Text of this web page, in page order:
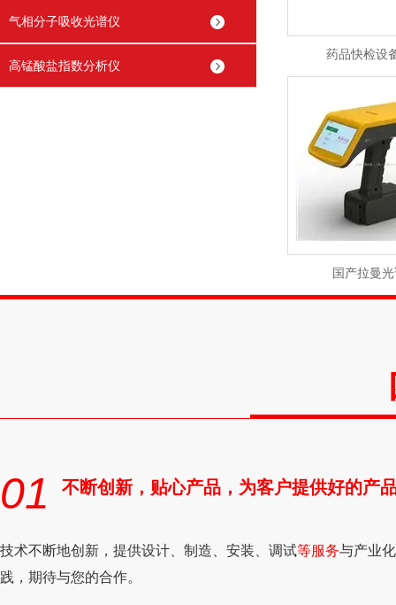
气相分子吸收光谱仪
高锰酸盐指数分析仪
药品快检设
国产拉曼
01 不断创新，贴心产品，为客户提供好的产
技术不断地创新，提供设计、制造、安装、调试等服务与产业
践，期待与您的合作。